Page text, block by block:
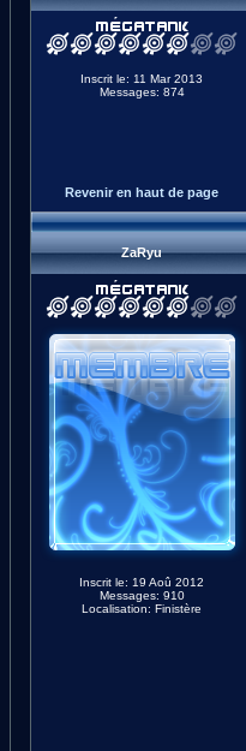
Inscrit le: 11 Mar 2013
Messages: 874
Revenir en haut de page
ZaRyu
Inscrit le: 19 Aoû 2012
Messages: 910
Localisation: Finistère